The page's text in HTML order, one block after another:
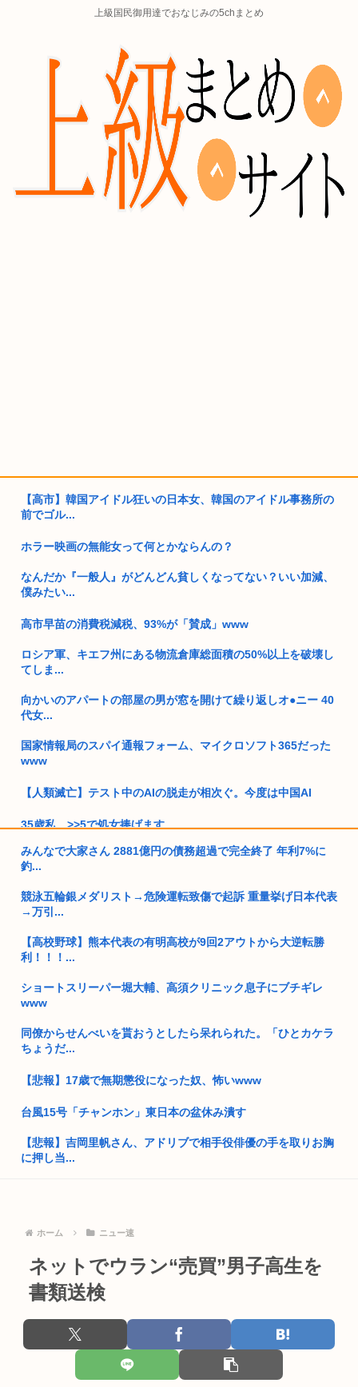
上級国民御用達でおなじみの5chまとめ
【高市】韓国アイドル狂いの日本女、韓国のアイドル事務所の
前でゴル...
ホラー映画の無能女って何とかならんの？
なんだか『一般人』がどんどん貧しくなってない？いい加減、
僕みたい...
高市早苗の消費税減税、93%が「賛成」www
ロシア軍、キエフ州にある物流倉庫総面積の50%以上を破壊し
てしま...
向かいのアパートの部屋の男が窓を開けて繰り返しオ●ニー 40
代女...
国家情報局のスパイ通報フォーム、マイクロソフト365だった
www
【人類滅亡】テスト中のAIの脱走が相次ぐ。今度は中国AI
35歳私、>>5で処女捧げます
【画像】ナイフを持った無敵の弱者男性、成敗される
高市首相、出張マッサージへ
【熊本地震】厚労省「被災者に10万円貸し付けます」
お前らって何主義？
【画像】小池百合子×高市早苗
【動画】女さん「男と話してる時、おぱーい見てるのすぐわか
「性...
について...
埼玉川越に突如として「モスク」が自生 外国人「自分たちは作
ってな...
中国外交部「日本が”三国志”の史実を歪めて歴史を破壊した」
熊本地震の夜に政治資金パーティーしてた福岡自民党「タイム
みんなで大家さん 2881億円の債務超過で完全終了 年利7%に
釣...
競泳五輪銀メダリスト→危険運転致傷で起訴 重量挙げ日本代表
→万引...
【高校野球】熊本代表の有明高校が9回2アウトから大逆転勝
利！！！...
ショートスリーパー堀大輔、高須クリニック息子にブチギレ
www
同僚からせんべいを貰おうとしたら呆れられた。「ひとカケラ
ちょうだ...
【悲報】17歳で無期懲役になった奴、怖いwww
台風15号「チャンホン」東日本の盆休み潰す
【悲報】吉岡里帆さん、アドリブで相手役俳優の手を取りお胸
に押し当...
公共の場所でこっそり金玉をかくシミュレーションゲーム
早稲田大学「学生の皆さん、近隣飲食店での無銭飲食はやめて
ください...
MARCHって高学歴なの？
【画像】ディズニーのおいなり巻（600円）、流石にアレすぎ
ホーム ニュー速
ネットでウラン“売買”男子高生を
書類送検